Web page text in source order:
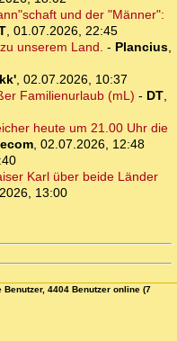
und der "Männer":
, 01.07.2026, 22:45
unserem Land. - Plancius,
, 02.07.2026, 10:37
Familienurlaub (mL) - DT,
heute um 21.00 Uhr die
, 02.07.2026, 12:48
Karl über beide Länder
13:00
4404 Benutzer online (7